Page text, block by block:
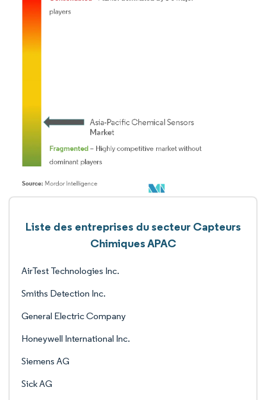
Liste des entreprises du secteur Capteurs
Chimiques APAC
AirTest Technologies Inc.
Smiths Detection Inc.
General Electric Company
Honeywell International Inc.
Siemens AG
Sick AG